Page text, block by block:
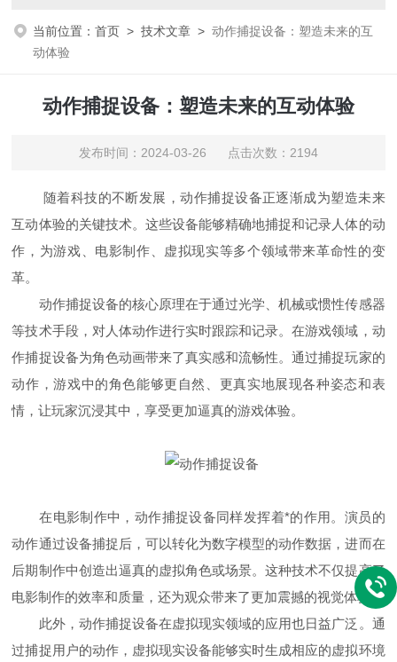
当前位置：首页 >技术文章 >动作捕捉设备：塑造未来的互
动体验
动作捕捉设备：塑造未来的互动体验
发布时间：2024-03-26 点击次数：2194
随着科技的不断发展，动作捕捉设备正逐渐成为塑造未来
互动体验的关键技术。这些设备能够精确地捕捉和记录人体的动
作，为游戏、电影制作、虚拟现实等多个领域带来革命性的变
革。
动作捕捉设备的核心原理在于通过光学、机械或惯性传感器
等技术手段，对人体动作进行实时跟踪和记录。在游戏领域，动
作捕捉设备为角色动画带来了真实感和流畅性。通过捕捉玩家的
动作，游戏中的角色能够更自然、更真实地展现各种姿态和表
情，让玩家沉浸其中，享受更加逼真的游戏体验。
在电影制作中，动作捕捉设备同样发挥着*的作用。演员的
动作通过设备捕捉后，可以转化为数字模型的动作数据，进而在
后期制作中创造出逼真的虚拟角色或场景。这种技术不仅提高了
电影制作的效率和质量，还为观众带来了更加震撼的视觉体验。
此外，动作捕捉设备在虚拟现实领域的应用也日益广泛。通
过捕捉用户的动作，虚拟现实设备能够实时生成相应的虚拟环境